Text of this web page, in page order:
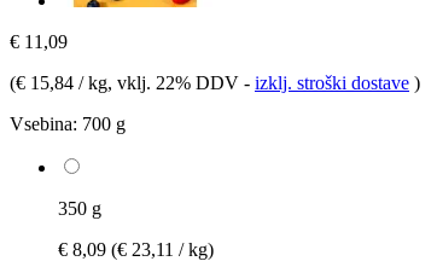
€ 11,09
(€ 15,84 / kg, vklj. 22% DDV - izklj. stroški dostave )
Vsebina: 700 g
350 g
€ 8,09 (€ 23,11 / kg)